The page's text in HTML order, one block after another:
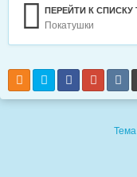
ПЕРЕЙТИ К СПИСКУ
Покатушки
Тема